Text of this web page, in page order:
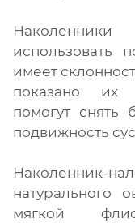
имеет
показано их
помогут снять
подвижность
Наколенник-
натурального
мягкой